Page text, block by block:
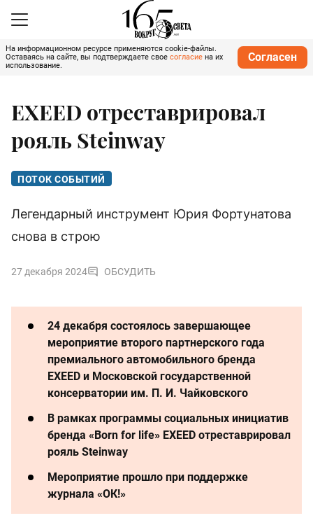
На информационном ресурсе применяются cookie-файлы.
Оставаясь на сайте, вы подтверждаете свое согласие на их
использование.
Согласен
EXEED отреставрировал
рояль Steinway
ПОТОК СОБЫТИЙ
Легендарный инструмент Юрия Фортунатова
снова в строю
27 декабря 2024 ОБСУДИТЬ
24 декабря состоялось завершающее
мероприятие второго партнерского года
премиального автомобильного бренда
EXEED и Московской государственной
консерватории им. П. И. Чайковского
В рамках программы социальных инициатив
бренда «Born for life» EXEED отреставрировал
рояль Steinway
Мероприятие прошло при поддержке
журнала «ОК!»